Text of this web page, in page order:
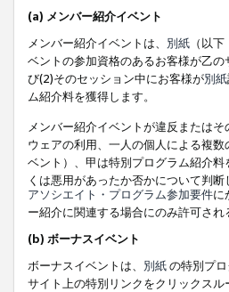
(a) メンバー紹介イベント
メンバー紹介イベントは、 別紙 （以下
ベントの参加資格のあるお客様が乙
び(2)そのセッション中にお客様が別紙
ム紹介料を獲得します。
メンバー紹介イベントが違反または
ウェアの利用、一人の個人による複
ベント）、甲は特別プログラム紹介
くは悪用があったか否かについて判断
アソシエイト・プログラム参加要件に
ー紹介に関連する場合にのみ許可され
(b) ボーナスイベント
ボーナスイベントは、 別紙の特別プ
サイト上の特別リンクをクリックス